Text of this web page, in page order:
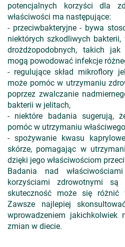
potencjalnych korzyści dla
właściwości ma następujące:
- przeciwbakteryjne - bywa
niektórych szkodliwych
drożdżopodobnych, takich
mogą powodować infekcje
- regulujące skład mikroflory
może pomóc w utrzymaniu
poprzez zwalczanie
bakterii w jelitach,
- niektóre badania sugerują,
pomóc w utrzymaniu
- spożywanie kwasu
skórze, pomagając w
dzięki jego właściwościom
Badania nad
korzyściami zdrowotnymi
skuteczność może się
Zawsze najlepiej
wprowadzeniem jakichkolwiek
zmian w diecie.